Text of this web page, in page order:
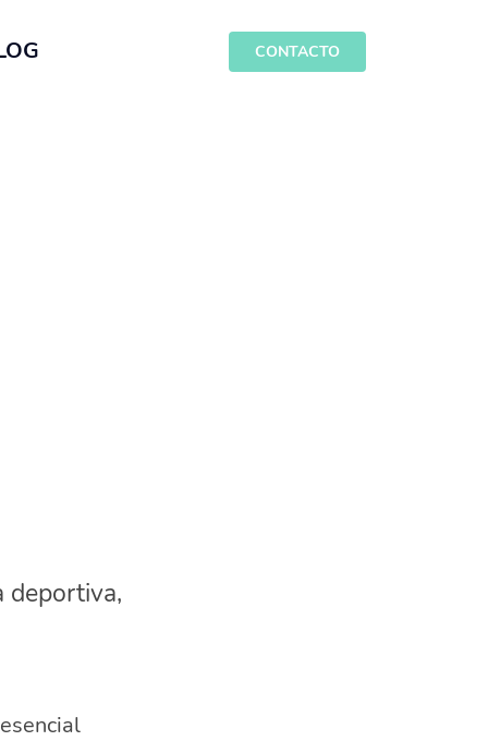
CONTACTO
deportiva,